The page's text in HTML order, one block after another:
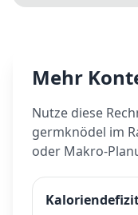
Mehr
Nutze diese
germknödel im
oder Makro-